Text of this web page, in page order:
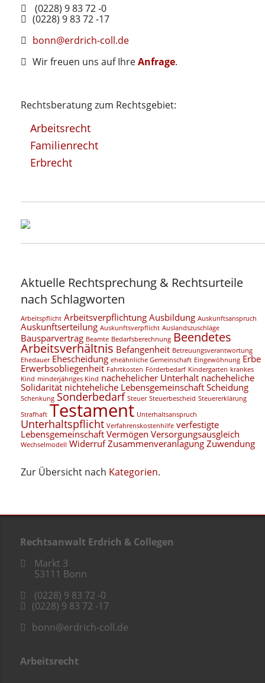
(0228) 9 83 72 -0
(0228) 9 83 72 -17
bonn@erdrich-coll.de
Wir freuen uns auf IhreAnfrage.
Rechtsberatung zum Rechtsgebiet:
Arbeitsrecht
Familienrecht
Erbrecht
Aktuelle Rechtsprechung & Rechtsurteile
nach Schlagworten
Arbeitspflicht Arbeitsverpflichtung Ausbildung Auskunftsanspruch
Auskunftserteilung Auskunftsverpflicht Auslandszuschläge
Bausparvertrag Beamte Bedarfsberechnung Beendetes
Arbeitsverhältnis Befangenheit Betreuungsverantwortung
Ehedauer Ehescheidung eheähnliche Gemeinschaft Eingewöhnung Erbe
Erwerbsobliegenheit Fahrtkosten Förderbedarf Kindergarten krankes
Kind minderjähriges Kind nachehelicher Unterhalt nacheheliche
Solidarität nichteheliche Lebensgemeinschaft Scheidung
Schenkung Sonderbedarf Steuer Steuerbescheid Steuererklärung
Strafhaft Testament Unterhaltsanspruch
Unterhaltspflicht Verfahrenskostenhilfe verfestigte
Lebensgemeinschaft Vermögen Versorgungsausgleich
Wechselmodell Widerruf Zusammenveranlagung Zuwendung
Zur Übersicht nach Kategorien.
Rechtsanwalt Erdrich & Collegen
Markt 3
53111 Bonn
(0228) 9 83 72 -0
(0228) 9 83 72 -17
bonn@erdrich-coll.de
Arbeitsrecht